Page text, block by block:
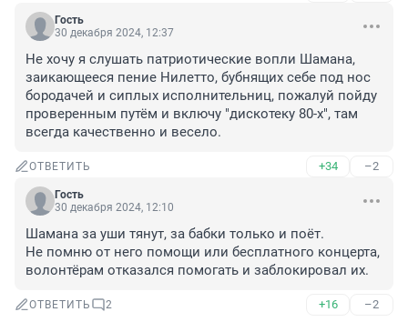
Гость
30 декабря 2024, 12:37
Не хочу я слушать патриотические вопли Шамана,
заикающееся пение Нилетто, бубнящих себе под нос
бородачей и сиплых исполнительниц, пожалуй пойду
проверенным путём и включу "дискотеку 80-х", там
всегда качественно и весело.
ОТВЕТИТЬ +34 –2
Гость
30 декабря 2024, 12:10
Шамана за уши тянут, за бабки только и поёт.
Не помню от него помощи или бесплатного концерта,
волонтёрам отказался помогать и заблокировал их.
ОТВЕТИТЬ 2 +16 –2